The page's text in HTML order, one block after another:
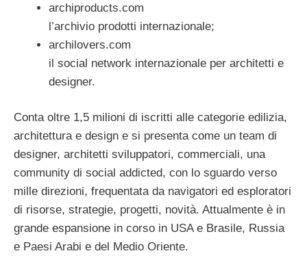
archiproducts.com
l’archivio prodotti internazionale;
archilovers.com
il social network internazionale per architetti e
designer.
Conta oltre 1,5 milioni di iscritti alle categorie edilizia,
architettura e design e si presenta come un team di
designer, architetti sviluppatori, commerciali, una
community di social addicted, con lo sguardo verso
mille direzioni, frequentata da navigatori ed esploratori
di risorse, strategie, progetti, novità. Attualmente è in
grande espansione in corso in USA e Brasile, Russia
e Paesi Arabi e del Medio Oriente.